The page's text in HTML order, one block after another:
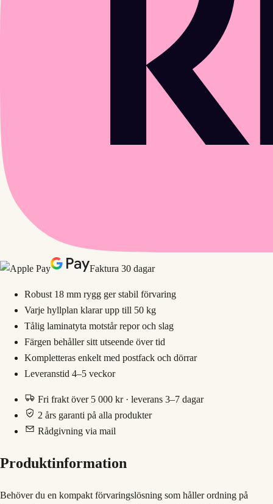
Faktura 30 dagar
Robust 18 mm rygg ger stabil förvaring
Varje hyllplan klarar upp till 50 kg
Tålig laminatyta motstår repor och slag
Färgen behåller sitt utseende över tid
Kompletteras enkelt med postfack och dörrar
Leveranstid 4–5 veckor
Fri frakt över 5 000 kr · leverans 3–7 dagar
2 års garanti på alla produkter
Rådgivning via mail
Produktinformation
Behöver du en kompakt förvaringslösning som håller ordning på